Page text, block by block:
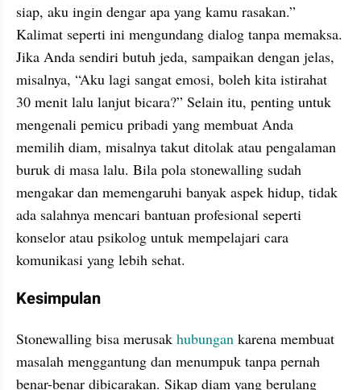
siap, aku ingin dengar apa yang kamu rasakan.”
Kalimat seperti ini mengundang dialog tanpa memaksa.
Jika Anda sendiri butuh jeda, sampaikan dengan jelas,
misalnya, “Aku lagi sangat emosi, boleh kita istirahat
30 menit lalu lanjut bicara?” Selain itu, penting untuk
mengenali pemicu pribadi yang membuat Anda
memilih diam, misalnya takut ditolak atau pengalaman
buruk di masa lalu. Bila pola stonewalling sudah
mengakar dan memengaruhi banyak aspek hidup, tidak
ada salahnya mencari bantuan profesional seperti
konselor atau psikolog untuk mempelajari cara
komunikasi yang lebih sehat.
Kesimpulan
Stonewalling bisa merusak hubungan karena membuat
masalah menggantung dan menumpuk tanpa pernah
benar-benar dibicarakan. Sikap diam yang berulang